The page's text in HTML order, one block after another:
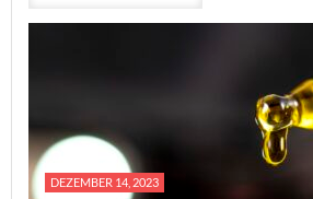
DEZEMBER 14, 2023